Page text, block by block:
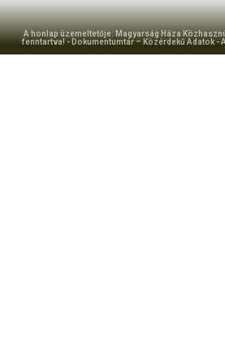
A honlap üzemeltetője: Magyarság Háza
fenntartva! - Dokumentumtár – Közérdekű Adatok-